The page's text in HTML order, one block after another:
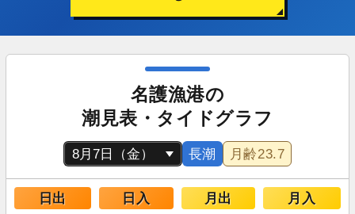
名護漁港の
潮見表・タイドグラフ
長潮 月齢23.7
日出 日入 月出 月入